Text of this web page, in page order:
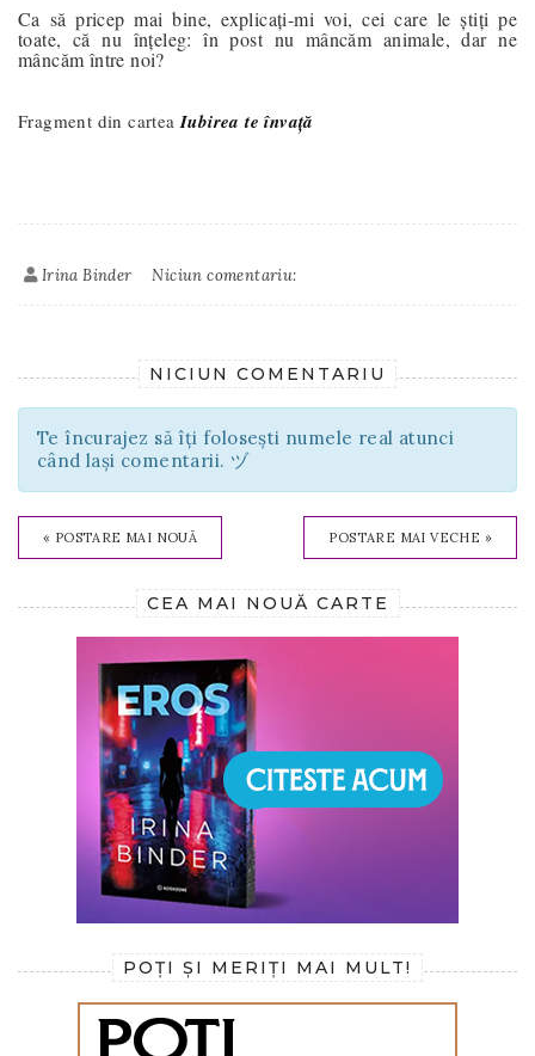
Ca să pricep mai bine, explicați-mi voi, cei care le știți pe
toate, că nu înțeleg: în post nu mâncăm animale, dar ne
mâncăm între noi?
Fragment din carteaIubirea te învață
Irina Binder Niciun comentariu:
NICIUN COMENTARIU
Te încurajez să îți folosești numele real atunci
când lași comentarii. ヅ
« POSTARE MAI NOUĂ POSTARE MAI VECHE »
CEA MAI NOUĂ CARTE
POȚI ȘI MERIȚI MAI MULT!